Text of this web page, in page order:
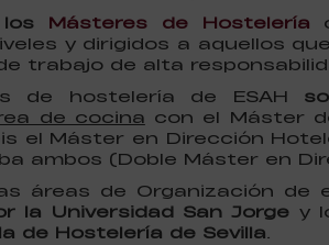
Másteres de Hostelería
y dirigidos a aquellos
trabajo de alta
de hostelería de ESAH
de cocina con el Máster
el Máster en Dirección
ambos (Doble Máster en
áreas de Organización de
la Universidad San Jorge y
de Hostelería de Sevilla.